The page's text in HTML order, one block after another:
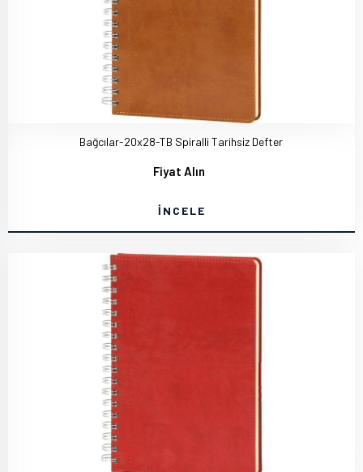
Bağcılar-20x28-TB Spiralli Tarihsiz Defter
Fiyat Alın
İNCELE